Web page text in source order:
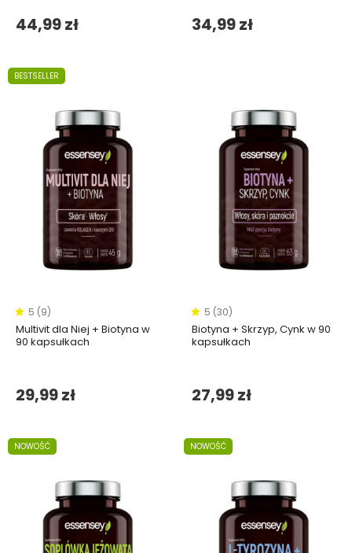
44,99 zł 34,99 zł
BESTSELLER
5 (9)
Multivit dla Niej + Biotyna w
90 kapsułkach
29,99 zł
5 (30)
Biotyna + Skrzyp, Cynk w 90
kapsułkach
27,99 zł
NOWOŚĆ NOWOŚĆ